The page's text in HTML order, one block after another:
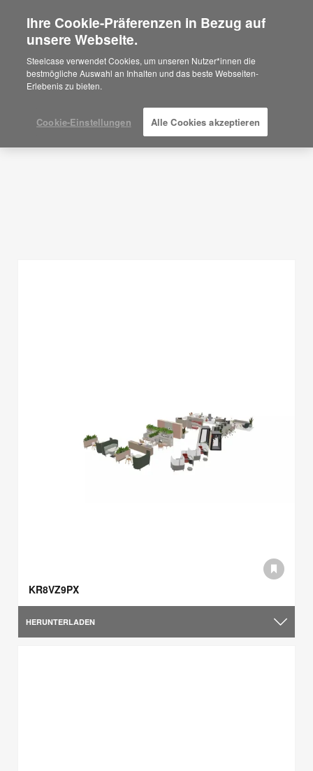
Are you in United States?
Would you like to see Products we sell in
your region?
Americas
Español
Planungsideen
KR8VZ9PX
HERUNTERLADEN
Ihre Cookie-Präferenzen in Bezug auf
unsere Webseite.
Steelcase verwendet Cookies, um unseren Nutzer*innen die
bestmögliche Auswahl an Inhalten und das beste Webseiten-
Erlebenis zu bieten.
Cookie-Einstellungen Alle Cookies akzeptieren